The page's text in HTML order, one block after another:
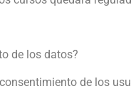
de los datos?
de los